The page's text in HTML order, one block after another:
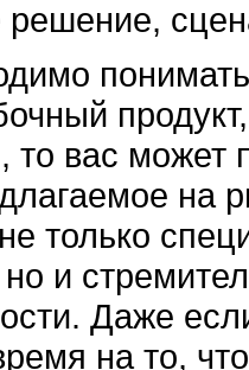
решение,
то вас может
на
только
но и
Даже
на то,